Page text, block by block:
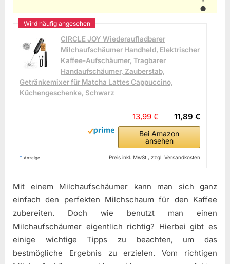
CIRCLE JOY Wiederaufladbarer
Milchaufschäumer Handheld, Elektrischer
Kaffee-Aufschäumer, Tragbarer
Handaufschäumer, Zauberstab,
Getränkemixer für Matcha Lattes Cappuccino,
Küchengeschenke, Schwarz
11,89 €
13,99 €
Bei Amazon
ansehen
* Anzeige Preis inkl. MwSt., zzgl. Versandkosten
Mit einem Milchaufschäumer kann man sich ganz
einfach den perfekten Milchschaum für den Kaffee
zubereiten. Doch wie benutzt man einen
Milchaufschäumer eigentlich richtig? Hierbei gibt es
einige wichtige Tipps zu beachten, um das
bestmögliche Ergebnis zu erzielen. Vom richtigen